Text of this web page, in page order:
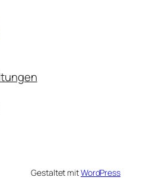
Gestaltet mitWordPress